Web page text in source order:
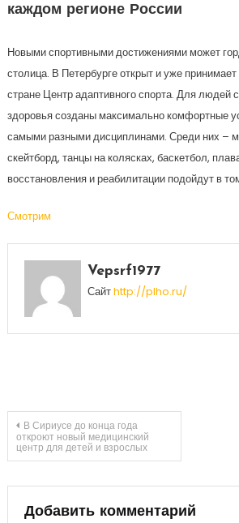
каждом регионе России
Новыми спортивными достижениями может
столица. В Петербурге открыт и уже
стране Центр адаптивного спорта. Для людей
здоровья созданы максимально комфортные
самыми разными дисциплинами. Среди них –
скейтборд, танцы на колясках, баскетбол,
восстановления и реабилитации подойдут в
Смотрим
Vepsrf1977
Сайтhttp://plho.ru/
Навигация
по
записям
В Сириусе до конца года
откроют новый медицинский
центр для детей и взрослых
Добавить комментарий